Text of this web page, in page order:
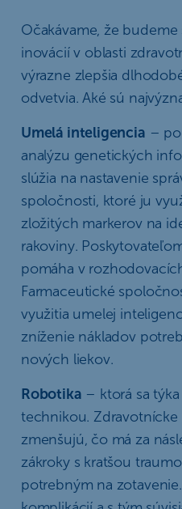
Očakávame, že
inovácií v oblasti
výrazne zlepšia
odvetvia. Aké sú
Umelá inteligencia –
analýzu genetických
slúžia na nastavenie
spoločnosti, ktoré ju
zložitých markerov na
rakoviny.
pomáha v
Farmaceutické
využitia umelej
zníženie nákladov
nových liekov.
Robotika – ktorá sa
technikou. Zdravotnícke
zmenšujú, čo má za
zákroky s kratšou
potrebným na